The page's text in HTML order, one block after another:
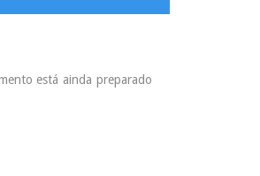
está ainda preparado